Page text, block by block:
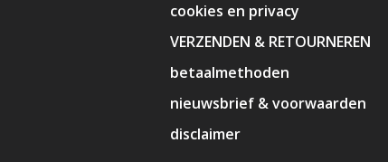
cookies en privacy
VERZENDEN & RETOURNEREN
betaalmethoden
nieuwsbrief & voorwaarden
disclaimer